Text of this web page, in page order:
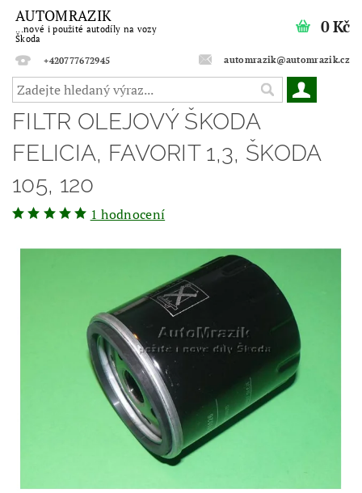
AUTOMRAZIK
...nové i použité autodíly na vozy
Škoda
+420777672945
automrazik@automrazik.cz
0 Kč
FILTR OLEJOVÝ ŠKODA
FELICIA, FAVORIT 1,3, ŠKODA
105, 120
1 hodnocení